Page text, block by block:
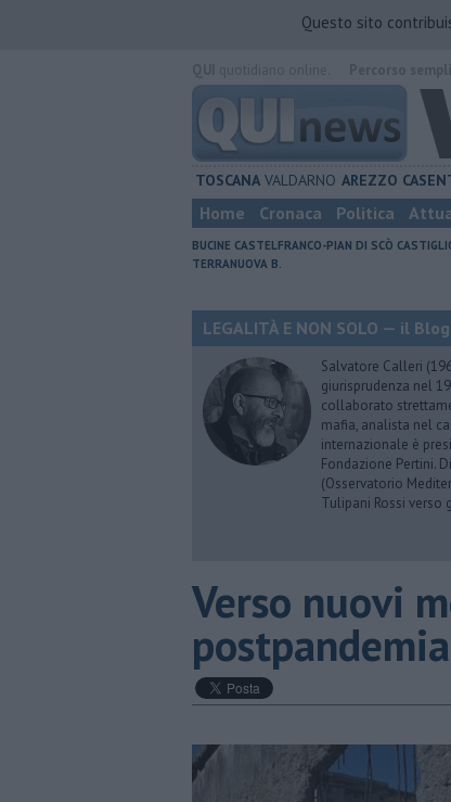
Questo sito
TOSCANA VALDARNO AREZZO
Home Cronaca Politica
BUCINE CASTELFRANCO-PIAN DI SCÒ
TERRANUOVA B.
LEGALITÀ E NON SOLO — il
Salvatore Calleri
giurisprudenza nel
collaborato
mafia, analista nel
internazionale è
Fondazione Pertini.
(Osservatorio
Tulipani Rossi verso
Verso nuovi
postpandemia